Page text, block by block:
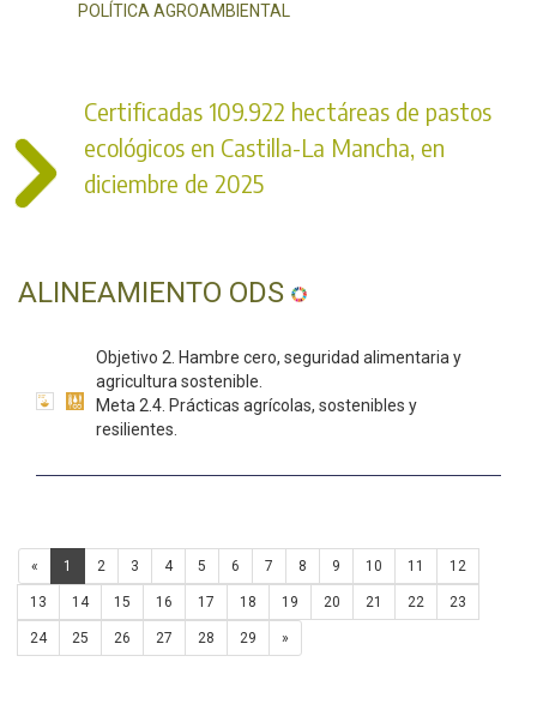
POLÍTICA AGROAMBIENTAL
Certificadas 109.922 hectáreas de pastos
ecológicos en Castilla-La Mancha, en
diciembre de 2025
ALINEAMIENTO ODS
Objetivo 2. Hambre cero, seguridad alimentaria y
agricultura sostenible.
Meta 2.4. Prácticas agrícolas, sostenibles y
resilientes.
« 1 2 3 4 5 6 7 8 9 10 11 12
13 14 15 16 17 18 19 20 21 22 23
24 25 26 27 28 29 »